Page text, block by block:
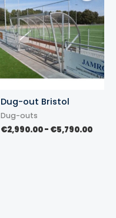
Dug-out Bristol
Dug-outs
€2,990.00- €5,790.00